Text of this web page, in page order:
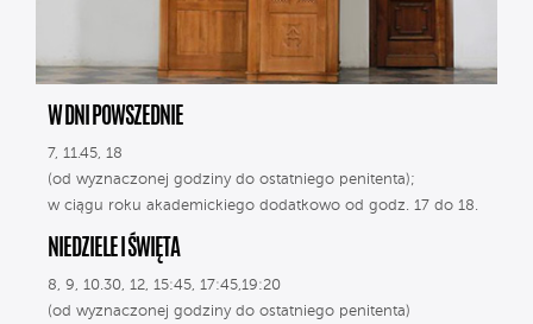
W DNI POWSZEDNIE
7, 11.45, 18
(od wyznaczonej godziny do ostatniego penitenta);
w ciągu roku akademickiego dodatkowo od godz. 17 do 18.
NIEDZIELE I ŚWIĘTA
8, 9, 10.30, 12, 15:45, 17:45,19:20
(od wyznaczonej godziny do ostatniego penitenta)